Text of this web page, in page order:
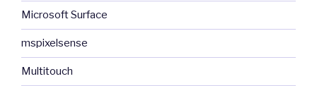
Microsoft Surface
mspixelsense
Multitouch